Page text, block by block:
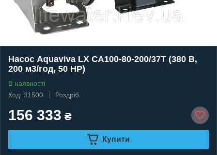
Насос Aquaviva LX CA100-80-200/37T (380 В,
200 м3/год, 50 HP)
В наявності
Код: 31500
Роздріб
156 333 ₴
Купити